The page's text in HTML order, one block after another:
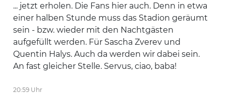
Es geht los! Jetzt beginnt das Spiel zwischen Joao Fonseca
und Novak Djokovic.
FON
Erster Aufschlag
Gestartet
... jetzt erholen. Die Fans hier auch. Denn in etwa
einer halben Stunde muss das Stadion geräumt
sein - bzw. wieder mit den Nachtgästen
aufgefüllt werden. Für Sascha Zverev und
Quentin Halys. Auch da werden wir dabei sein.
An fast gleicher Stelle. Servus, ciao, baba!
20:59 Uhr